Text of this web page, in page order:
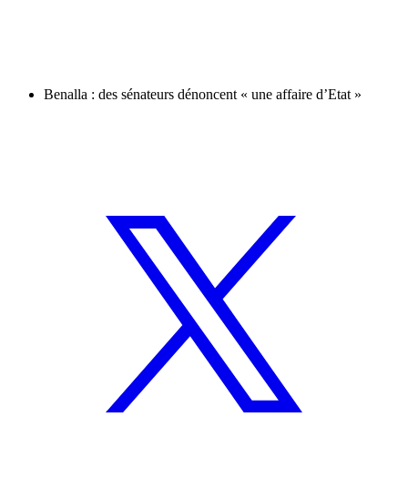
Benalla : des sénateurs dénoncent « une affaire d’Etat »